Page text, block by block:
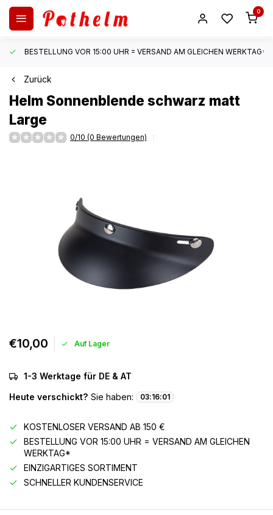
0
BESTELLUNG VOR 15:00 UHR = VERSAND AM GLEICHEN WERKTAG*
Zurück
Helm Sonnenblende schwarz matt
Large
0/10 (0 Bewertungen)
€10,00 Auf Lager
1-3 Werktage für DE & AT
Heute verschickt? Sie haben: 03:16:01
KOSTENLOSER VERSAND AB 150 €
BESTELLUNG VOR 15:00 UHR = VERSAND AM GLEICHEN
WERKTAG*
EINZIGARTIGES SORTIMENT
SCHNELLER KUNDENSERVICE